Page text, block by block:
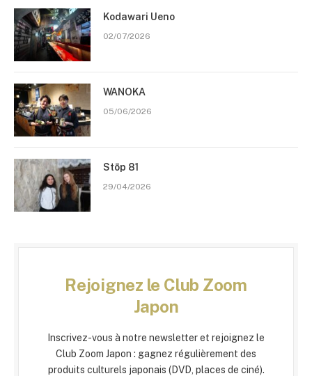
Kodawari Ueno
02/07/2026
WANOKA
05/06/2026
Stōp 81
29/04/2026
Rejoignez le Club Zoom
Japon
Inscrivez-vous à notre newsletter et rejoignez le
Club Zoom Japon : gagnez régulièrement des
produits culturels japonais (DVD, places de ciné).